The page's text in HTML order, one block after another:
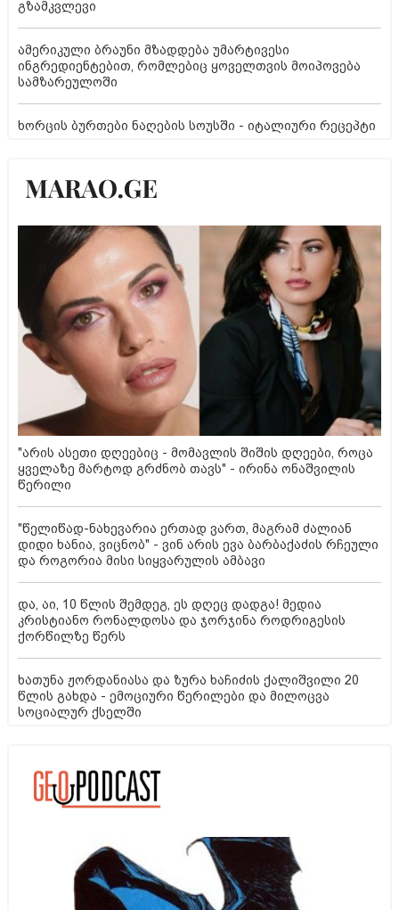
გზამკვლევი
ამერიკული ბრაუნი მზადდება უმარტივესი
ინგრედიენტებით, რომლებიც ყოველთვის მოიპოვება
სამზარეულოში
ხორცის ბურთები ნაღების სოუსში - იტალიური რეცეპტი
"არის ასეთი დღეებიც - მომავლის შიშის დღეები, როცა
ყველაზე მარტოდ გრძნობ თავს" - ირინა ონაშვილის
წერილი
"წელიწად-ნახევარია ერთად ვართ, მაგრამ ძალიან
დიდი ხანია, ვიცნობ" - ვინ არის ევა ბარბაქაძის რჩეული
და როგორია მისი სიყვარულის ამბავი
და, აი, 10 წლის შემდეგ, ეს დღეც დადგა! მედია
კრისტიანო რონალდოსა და ჯორჯინა როდრიგესის
ქორწილზე წერს
ხათუნა ჟორდანიასა და ზურა ხაჩიძის ქალიშვილი 20
წლის გახდა - ემოციური წერილები და მილოცვა
სოციალურ ქსელში